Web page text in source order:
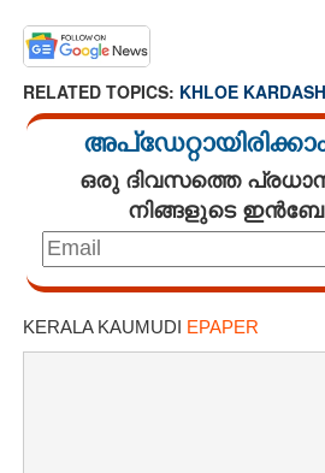
RELATED TOPICS: KHLOE
ഒരു ദിവസത്തെ
നിങ്ങളുടെ
KERALA KAUMUDI EPAPER